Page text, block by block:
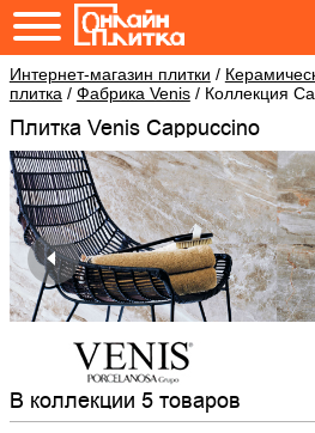
Интернет-магазин плитки /
плитка / Фабрика Venis/ Коллекция
Плитка Venis Cappuccino
В коллекции 5 товаров